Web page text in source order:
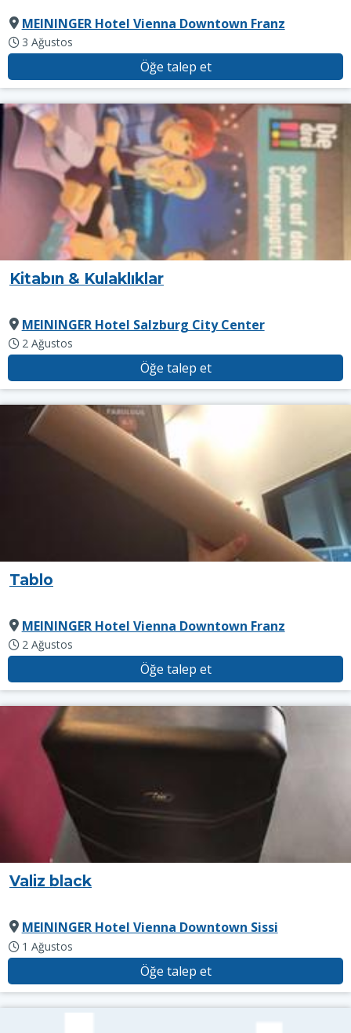
MEININGER Hotel Vienna Downtown Franz
3 Ağustos
Öğe talep et
Kitabın & Kulaklıklar
MEININGER Hotel Salzburg City Center
2 Ağustos
Öğe talep et
Tablo
MEININGER Hotel Vienna Downtown Franz
2 Ağustos
Öğe talep et
Valiz black
MEININGER Hotel Vienna Downtown Sissi
1 Ağustos
Öğe talep et